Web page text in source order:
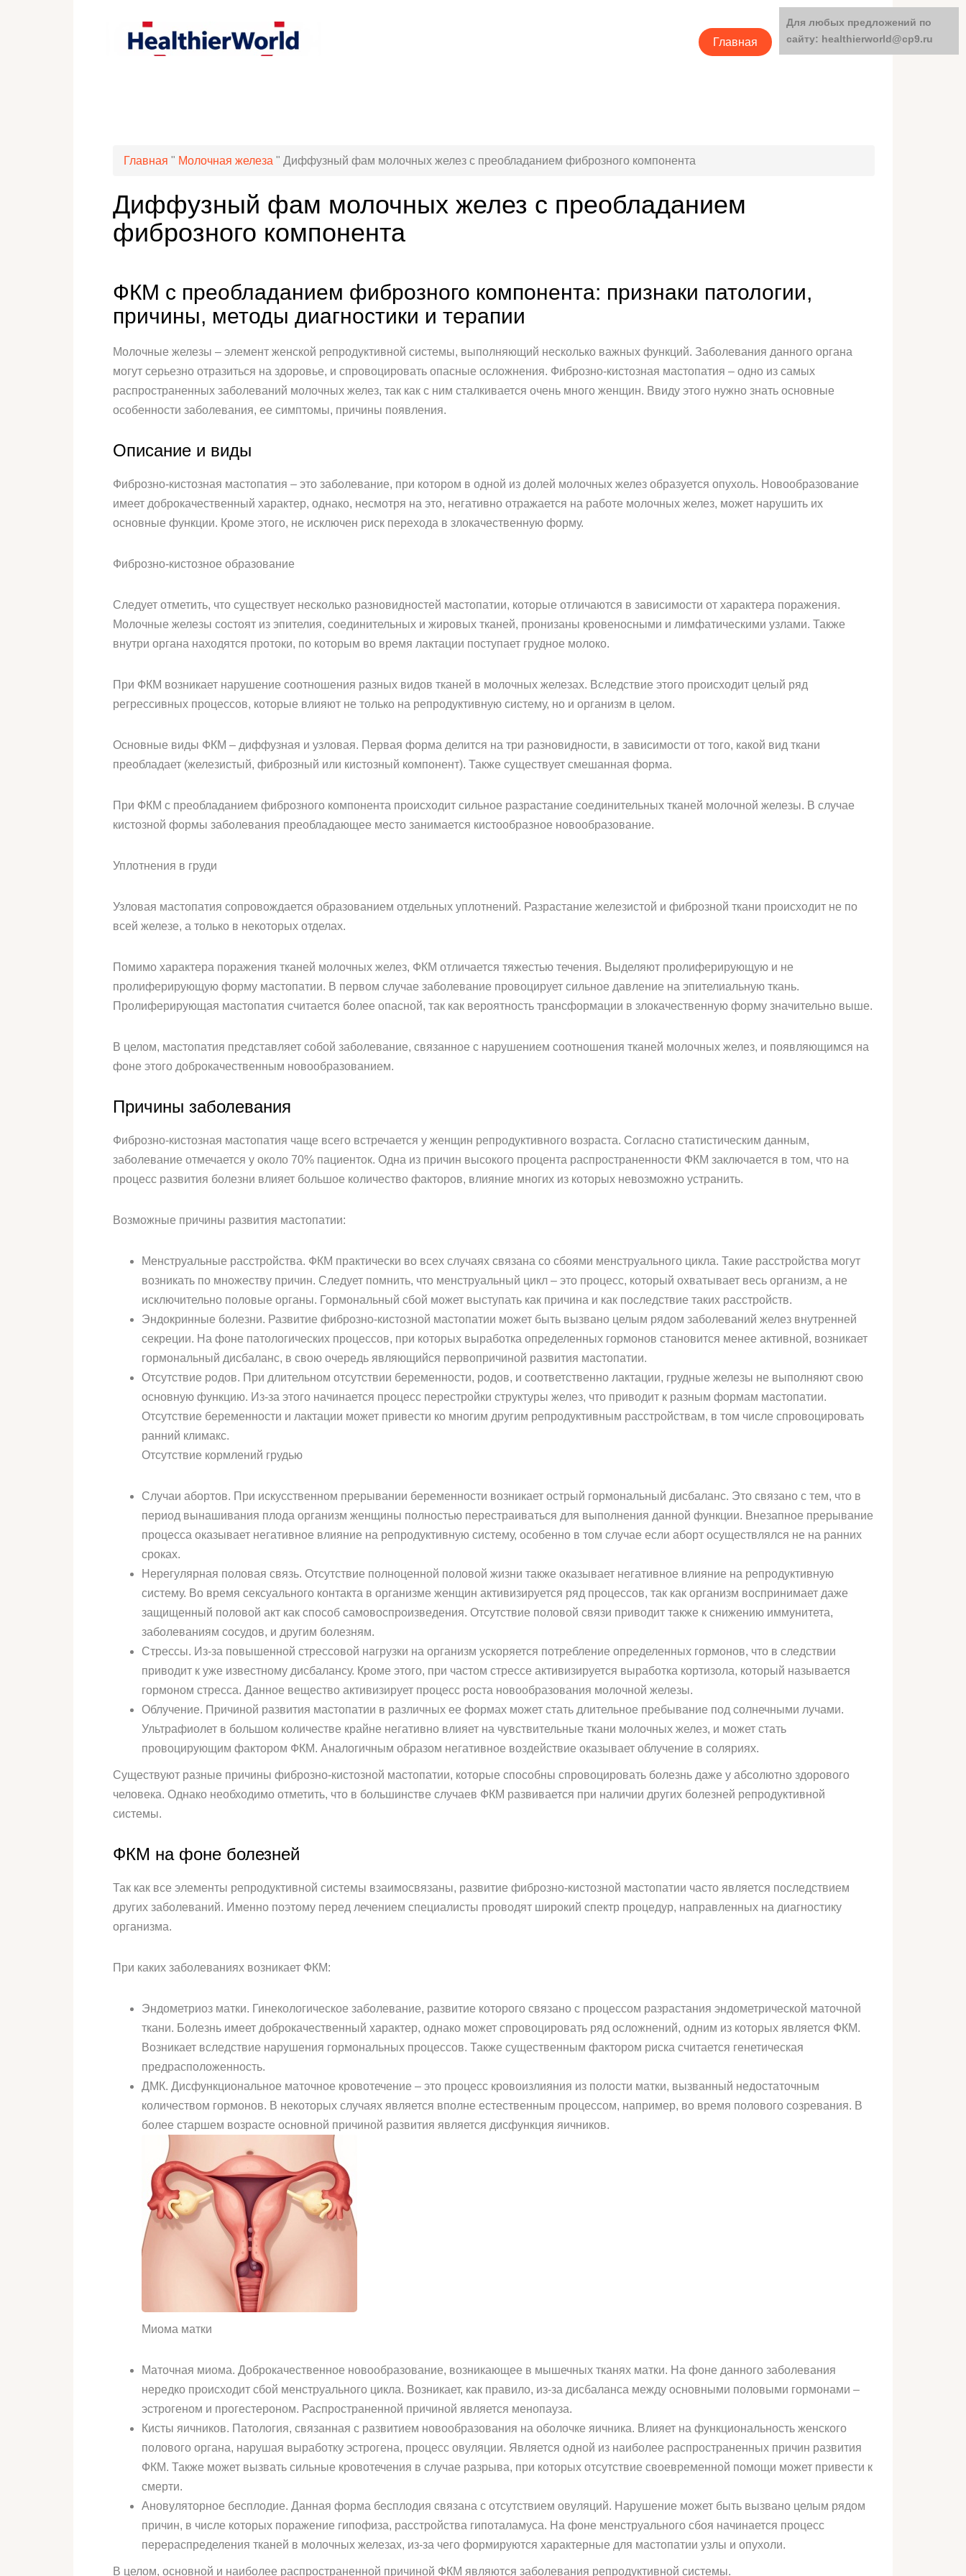
Главная Категории
Главная " Молочная железа " Диффузный фам молочных желез с преобладанием фиброзного компонента
Диффузный фам молочных желез с преобладанием
фиброзного компонента
ФКМ с преобладанием фиброзного компонента: признаки патологии,
причины, методы диагностики и терапии
Молочные железы – элемент женской репродуктивной системы, выполняющий несколько важных функций. Заболевания данного органа
могут серьезно отразиться на здоровье, и спровоцировать опасные осложнения. Фиброзно-кистозная мастопатия – одно из самых
распространенных заболеваний молочных желез, так как с ним сталкивается очень много женщин. Ввиду этого нужно знать основные
особенности заболевания, ее симптомы, причины появления.
Описание и виды
Фиброзно-кистозная мастопатия – это заболевание, при котором в одной из долей молочных желез образуется опухоль. Новообразование
имеет доброкачественный характер, однако, несмотря на это, негативно отражается на работе молочных желез, может нарушить их
основные функции. Кроме этого, не исключен риск перехода в злокачественную форму.
Фиброзно-кистозное образование
Следует отметить, что существует несколько разновидностей мастопатии, которые отличаются в зависимости от характера поражения.
Молочные железы состоят из эпителия, соединительных и жировых тканей, пронизаны кровеносными и лимфатическими узлами. Также
внутри органа находятся протоки, по которым во время лактации поступает грудное молоко.
При ФКМ возникает нарушение соотношения разных видов тканей в молочных железах. Вследствие этого происходит целый ряд
регрессивных процессов, которые влияют не только на репродуктивную систему, но и организм в целом.
Основные виды ФКМ – диффузная и узловая. Первая форма делится на три разновидности, в зависимости от того, какой вид ткани
преобладает (железистый, фиброзный или кистозный компонент). Также существует смешанная форма.
При ФКМ с преобладанием фиброзного компонента происходит сильное разрастание соединительных тканей молочной железы. В случае
кистозной формы заболевания преобладающее место занимается кистообразное новообразование.
Уплотнения в груди
Узловая мастопатия сопровождается образованием отдельных уплотнений. Разрастание железистой и фиброзной ткани происходит не по
всей железе, а только в некоторых отделах.
Помимо характера поражения тканей молочных желез, ФКМ отличается тяжестью течения. Выделяют пролиферирующую и не
пролиферирующую форму мастопатии. В первом случае заболевание провоцирует сильное давление на эпителиальную ткань.
Пролиферирующая мастопатия считается более опасной, так как вероятность трансформации в злокачественную форму значительно выше.
В целом, мастопатия представляет собой заболевание, связанное с нарушением соотношения тканей молочных желез, и появляющимся на
фоне этого доброкачественным новообразованием.
Причины заболевания
Фиброзно-кистозная мастопатия чаще всего встречается у женщин репродуктивного возраста. Согласно статистическим данным,
заболевание отмечается у около 70% пациенток. Одна из причин высокого процента распространенности ФКМ заключается в том, что на
процесс развития болезни влияет большое количество факторов, влияние многих из которых невозможно устранить.
Возможные причины развития мастопатии:
Менструальные расстройства. ФКМ практически во всех случаях связана со сбоями менструального цикла. Такие расстройства могут
возникать по множеству причин. Следует помнить, что менструальный цикл – это процесс, который охватывает весь организм, а не
исключительно половые органы. Гормональный сбой может выступать как причина и как последствие таких расстройств.
Эндокринные болезни. Развитие фиброзно-кистозной мастопатии может быть вызвано целым рядом заболеваний желез внутренней
секреции. На фоне патологических процессов, при которых выработка определенных гормонов становится менее активной, возникает
гормональный дисбаланс, в свою очередь являющийся первопричиной развития мастопатии.
Отсутствие родов. При длительном отсутствии беременности, родов, и соответственно лактации, грудные железы не выполняют свою
основную функцию. Из-за этого начинается процесс перестройки структуры желез, что приводит к разным формам мастопатии.
Отсутствие беременности и лактации может привести ко многим другим репродуктивным расстройствам, в том числе спровоцировать
ранний климакс.
Отсутствие кормлений грудью
Случаи абортов. При искусственном прерывании беременности возникает острый гормональный дисбаланс. Это связано с тем, что в
период вынашивания плода организм женщины полностью перестраиваться для выполнения данной функции. Внезапное прерывание
процесса оказывает негативное влияние на репродуктивную систему, особенно в том случае если аборт осуществлялся не на ранних
сроках.
Нерегулярная половая связь. Отсутствие полноценной половой жизни также оказывает негативное влияние на репродуктивную
систему. Во время сексуального контакта в организме женщин активизируется ряд процессов, так как организм воспринимает даже
защищенный половой акт как способ самовоспроизведения. Отсутствие половой связи приводит также к снижению иммунитета,
заболеваниям сосудов, и другим болезням.
Стрессы. Из-за повышенной стрессовой нагрузки на организм ускоряется потребление определенных гормонов, что в следствии
приводит к уже известному дисбалансу. Кроме этого, при частом стрессе активизируется выработка кортизола, который называется
гормоном стресса. Данное вещество активизирует процесс роста новообразования молочной железы.
Облучение. Причиной развития мастопатии в различных ее формах может стать длительное пребывание под солнечными лучами.
Ультрафиолет в большом количестве крайне негативно влияет на чувствительные ткани молочных желез, и может стать
провоцирующим фактором ФКМ. Аналогичным образом негативное воздействие оказывает облучение в соляриях.
Существуют разные причины фиброзно-кистозной мастопатии, которые способны спровоцировать болезнь даже у абсолютно здорового
человека. Однако необходимо отметить, что в большинстве случаев ФКМ развивается при наличии других болезней репродуктивной
системы.
ФКМ на фоне болезней
Так как все элементы репродуктивной системы взаимосвязаны, развитие фиброзно-кистозной мастопатии часто является последствием
других заболеваний. Именно поэтому перед лечением специалисты проводят широкий спектр процедур, направленных на диагностику
организма.
При каких заболеваниях возникает ФКМ:
Эндометриоз матки. Гинекологическое заболевание, развитие которого связано с процессом разрастания эндометрической маточной
ткани. Болезнь имеет доброкачественный характер, однако может спровоцировать ряд осложнений, одним из которых является ФКМ.
Возникает вследствие нарушения гормональных процессов. Также существенным фактором риска считается генетическая
предрасположенность.
ДМК. Дисфункциональное маточное кровотечение – это процесс кровоизлияния из полости матки, вызванный недостаточным
количеством гормонов. В некоторых случаях является вполне естественным процессом, например, во время полового созревания. В
более старшем возрасте основной причиной развития является дисфункция яичников.
Миома матки
Маточная миома. Доброкачественное новообразование, возникающее в мышечных тканях матки. На фоне данного заболевания
нередко происходит сбой менструального цикла. Возникает, как правило, из-за дисбаланса между основными половыми гормонами –
эстрогеном и прогестероном. Распространенной причиной является менопауза.
Кисты яичников. Патология, связанная с развитием новообразования на оболочке яичника. Влияет на функциональность женского
полового органа, нарушая выработку эстрогена, процесс овуляции. Является одной из наиболее распространенных причин развития
ФКМ. Также может вызвать сильные кровотечения в случае разрыва, при которых отсутствие своевременной помощи может привести к
смерти.
Ановуляторное бесплодие. Данная форма бесплодия связана с отсутствием овуляций. Нарушение может быть вызвано целым рядом
причин, в числе которых поражение гипофиза, расстройства гипоталамуса. На фоне менструального сбоя начинается процесс
перераспределения тканей в молочных железах, из-за чего формируются характерные для мастопатии узлы и опухоли.
В целом, основной и наиболее распространенной причиной ФКМ являются заболевания репродуктивной системы.
Для любых предложений по
сайту: healthierworld@cp9.ru